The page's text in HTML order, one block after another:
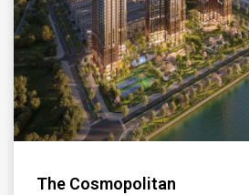
The Cosmopolitan